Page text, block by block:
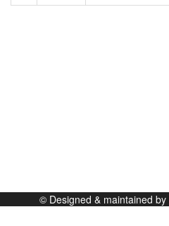
© Designed & maintained by